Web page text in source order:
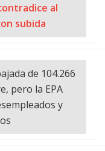
al
subida
de 104.266
pero la EPA
y